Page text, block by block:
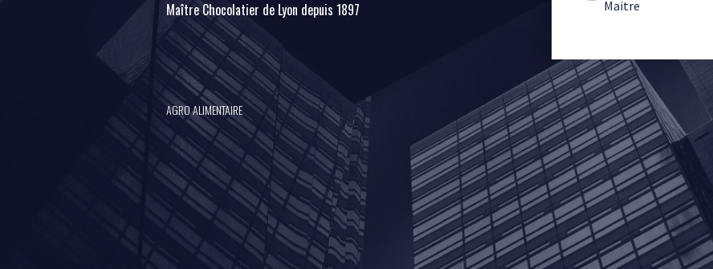
Maître Chocolatier de Lyon depuis 1897
AGRO ALIMENTAIRE
Maitre